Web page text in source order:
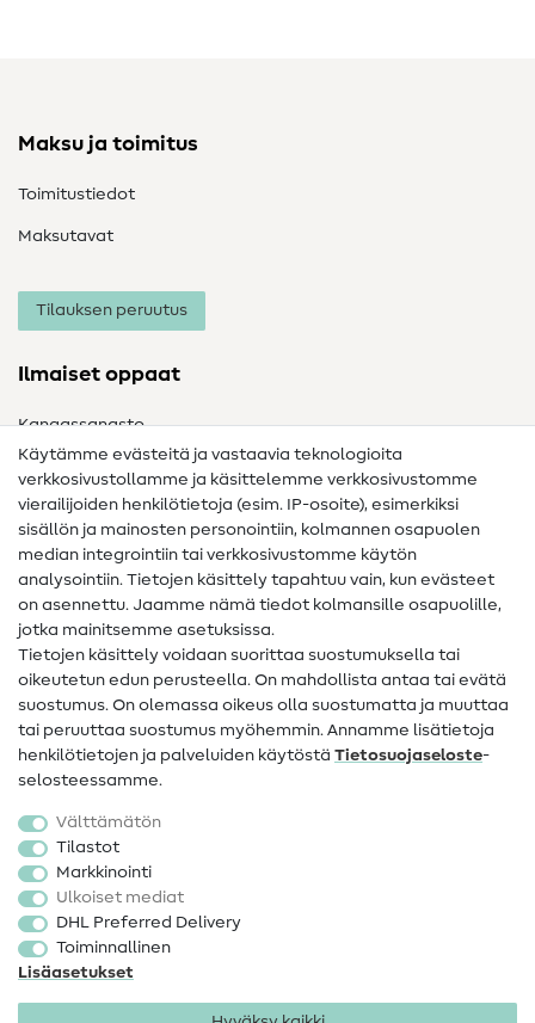
Maksu ja toimitus
Toimitustiedot
Maksutavat
Tilauksen peruutus
Ilmaiset oppaat
Kangassanasto
Ompelusanasto
Ompeluohjeet
Apua ja yhteystiedot
Yhteystiedot
Tietoa omistajanvaihdoksesta
Peruutusoikeus
Suosittu
Kankaat
Ompelutarvikkeet
Ale
Käytämme evästeitä ja vastaavia teknologioita
verkkosivustollamme ja käsittelemme verkkosivustomme
vierailijoiden henkilötietoja (esim. IP-osoite), esimerkiksi
sisällön ja mainosten personointiin, kolmannen osapuolen
median integrointiin tai verkkosivustomme käytön
analysointiin. Tietojen käsittely tapahtuu vain, kun evästeet
on asennettu. Jaamme nämä tiedot kolmansille osapuolille,
jotka mainitsemme asetuksissa.
Tietojen käsittely voidaan suorittaa suostumuksella tai
oikeutetun edun perusteella. On mahdollista antaa tai evätä
suostumus. On olemassa oikeus olla suostumatta ja muuttaa
tai peruuttaa suostumus myöhemmin. Annamme lisätietoja
henkilötietojen ja palveluiden käytöstä Tietosuojaseloste-
selosteessamme.
Välttämätön
Tilastot
Markkinointi
Ulkoiset mediat
DHL Preferred Delivery
Toiminnallinen
Lisäasetukset